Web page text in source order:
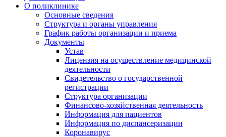
О поликлинике
Основные сведения
Структура и органы управления
График работы организации и приема
Документы
Устав
Лицензия на осуществление медицинской
деятельности
Свидетельство о государственной
регистрации
Структура организации
Финансово-хозяйственная деятельность
Информация для пациентов
Информация по диспансеризации
Коронавирус